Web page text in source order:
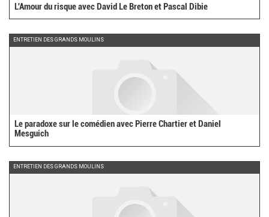
L'Amour du risque avec David Le Breton et Pascal Dibie
ENTRETIEN DES GRANDS MOULINS
Le paradoxe sur le comédien avec Pierre Chartier et Daniel
Mesguich
ENTRETIEN DES GRANDS MOULINS